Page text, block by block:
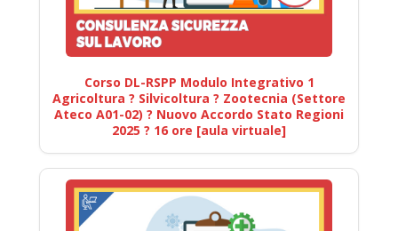
Corso DL-RSPP Modulo Integrativo 1
Agricoltura ? Silvicoltura ? Zootecnia (Settore
Ateco A01-02) ? Nuovo Accordo Stato Regioni
2025 ? 16 ore [aula virtuale]